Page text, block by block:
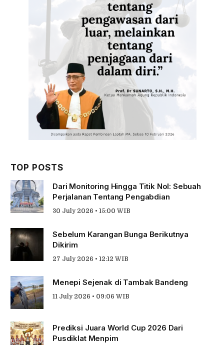
TOP POSTS
Dari Monitoring Hingga Titik Nol: Sebuah
Perjalanan Tentang Pengabdian
30 July 2026 • 15:00 WIB
Sebelum Karangan Bunga Berikutnya
Dikirim
27 July 2026 • 12:12 WIB
Menepi Sejenak di Tambak Bandeng
11 July 2026 • 09:06 WIB
Prediksi Juara World Cup 2026 Dari
Pusdiklat Menpim